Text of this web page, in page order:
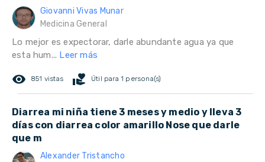
Giovanni Vivas Munar
Medicina General
Lo mejor es expectorar, darle abundante agua ya que
esta hum... Leer más
remove_red_eye 851 vistas volunteer_activism Útil para 1 persona(s)
Diarrea mi niña tiene 3 meses y medio y lleva 3
días con diarrea color amarillo Nose que darle
que m
Alexander Tristancho